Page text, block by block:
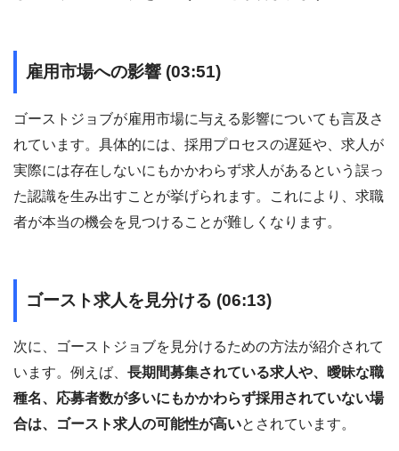
雇用市場への影響 (03:51)
ゴーストジョブが雇用市場に与える影響についても言及さ
れています。具体的には、採用プロセスの遅延や、求人が
実際には存在しないにもかかわらず求人があるという誤っ
た認識を生み出すことが挙げられます。これにより、求職
者が本当の機会を見つけることが難しくなります。
ゴースト求人を見分ける (06:13)
次に、ゴーストジョブを見分けるための方法が紹介されて
います。例えば、 長期間募集されている求人や、曖昧な職
種名、応募者数が多いにもかかわらず採用されていない場
合は、ゴースト求人の可能性が高いとされています。